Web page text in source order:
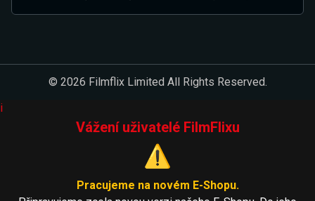
© 2026 Filmflix Limited All Rights Reserved.
i
Vážení uživatelé FilmFlixu
⚠️
Pracujeme na novém E-Shopu.